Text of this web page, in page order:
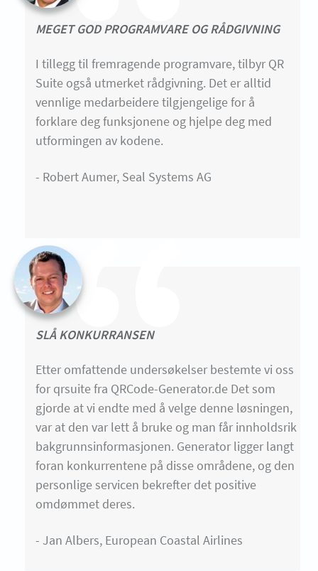
MEGET GOD PROGRAMVARE OG RÅDGIVNING
I tillegg til fremragende programvare, tilbyr QR
Suite også utmerket rådgivning. Det er alltid
vennlige medarbeidere tilgjengelige for å
forklare deg funksjonene og hjelpe deg med
utformingen av kodene.
- Robert Aumer, Seal Systems AG
SLÅ KONKURRANSEN
Etter omfattende undersøkelser bestemte vi oss
for qrsuite fra QRCode-Generator.de Det som
gjorde at vi endte med å velge denne løsningen,
var at den var lett å bruke og man får innholdsrik
bakgrunnsinformasjonen. Generator ligger langt
foran konkurrentene på disse områdene, og den
personlige servicen bekrefter det positive
omdømmet deres.
- Jan Albers, European Coastal Airlines